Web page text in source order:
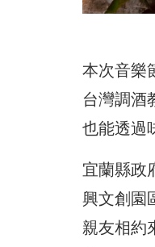
本次音樂
台灣調酒
也能透過
宜蘭縣政
興文創園
親友相約